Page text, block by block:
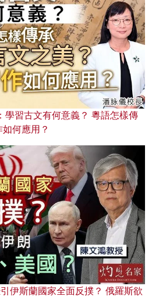
學習古文有何意義？ 粵語怎樣傳
何應用？
伊斯蘭國家全面反撲？ 俄羅斯欲